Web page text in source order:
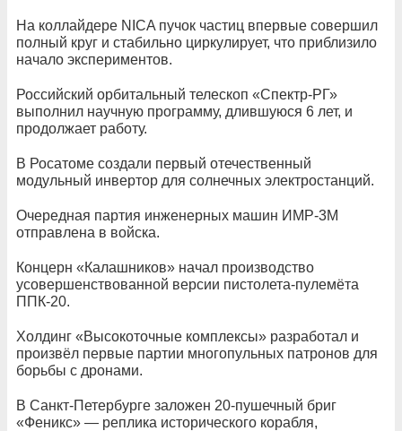
На коллайдере NICA пучок частиц впервые совершил
полный круг и стабильно циркулирует, что приблизило
начало экспериментов.
Российский орбитальный телескоп «Спектр-РГ»
выполнил научную программу, длившуюся 6 лет, и
продолжает работу.
В Росатоме создали первый отечественный
модульный инвертор для солнечных электростанций.
Очередная партия инженерных машин ИМР-3М
отправлена в войска.
Концерн «Калашников» начал производство
усовершенствованной версии пистолета-пулемёта
ППК-20.
Холдинг «Высокоточные комплексы» разработал и
произвёл первые партии многопульных патронов для
борьбы с дронами.
В Санкт-Петербурге заложен 20-пушечный бриг
«Феникс» — реплика исторического корабля,